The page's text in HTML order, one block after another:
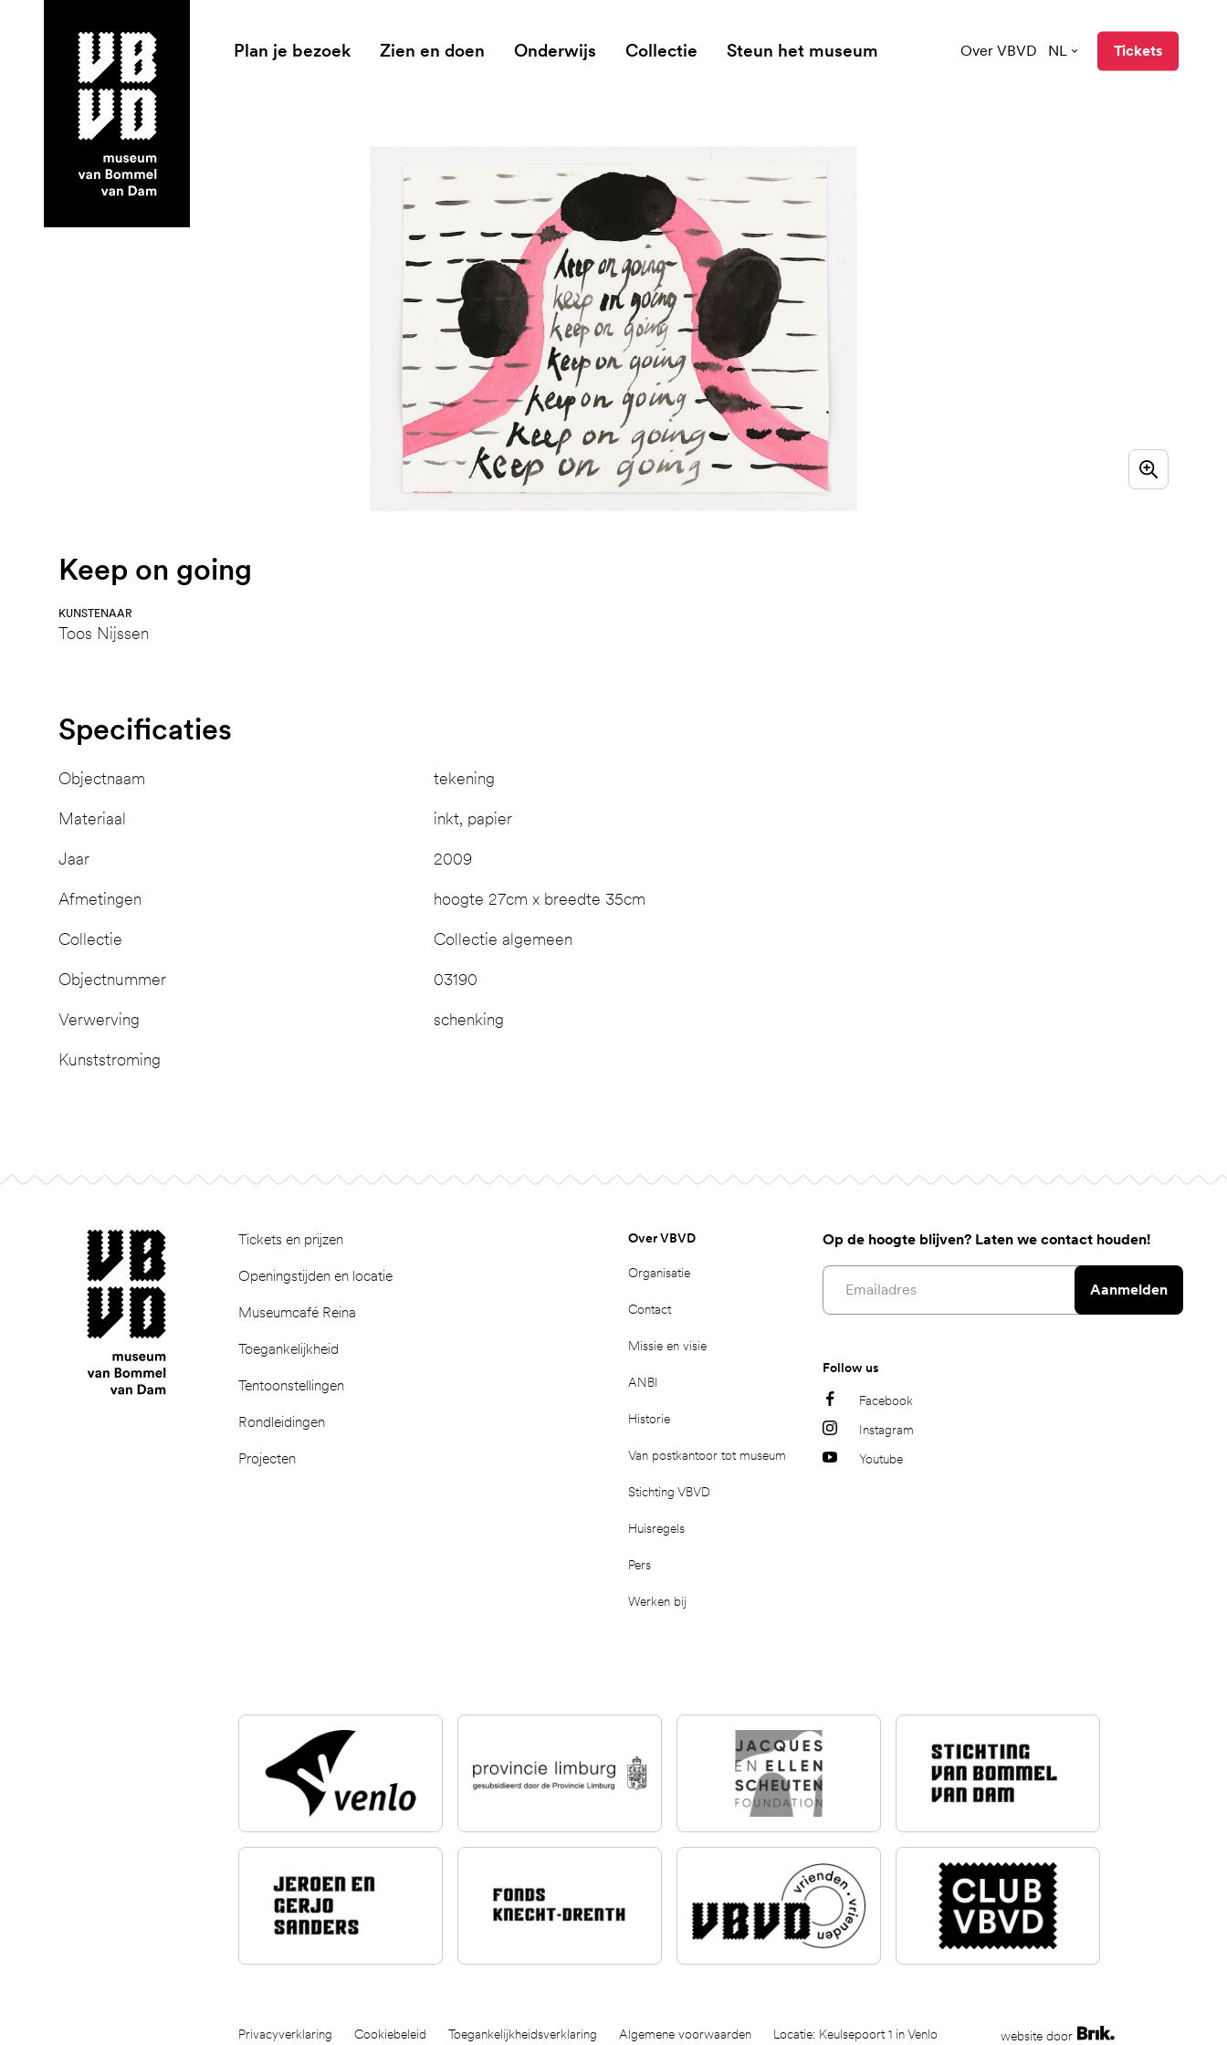
museum van Bommel van Dam
Plan je bezoek Zien en doen Onderwijs Collectie Steun het museum Over VBVD NL Tickets
Keep on going
KUNSTENAAR
Toos Nijssen
Specificaties
Objectnaam tekening
Materiaal inkt, papier
Jaar 2009
Afmetingen hoogte 27cm x breedte 35cm
Collectie Collectie algemeen
Objectnummer 03190
Verwerving schenking
Kunststroming
Tickets en prijzen
Openingstijden en locatie
Museumcafé Reina
Toegankelijkheid
Tentoonstellingen
Rondleidingen
Projecten
museum van Bommel van Dam Over VBVD
Organisatie
Contact
Missie en visie
ANBI
Historie
Van postkantoor tot museum
Stichting VBVD
Huisregels
Pers
Werken bij
Op de hoogte blijven? Laten we contact houden!
Email address
Aanmelden
Follow us
Facebook
Instagram
Youtube
Privacyverklaring Cookiebeleid Toegankelijkheidsverklaring Algemene voorwaarden Locatie: Keulsepoort 1 in Venlo website door